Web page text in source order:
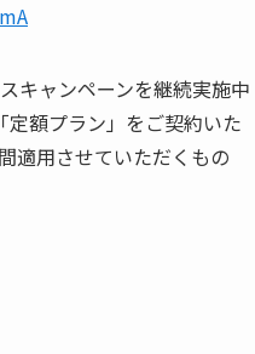
キャンペーンを継続実施中
額プラン」をご契約いた
適用させていただくもの